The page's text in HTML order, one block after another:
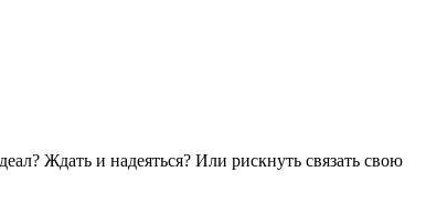
Ждать и надеяться? Или рискнуть связать свою